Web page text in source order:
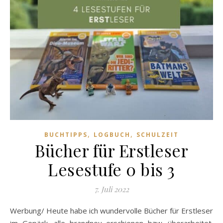
BUCHTIPPS, LOGBUCH , SCHULZEIT
Bücher für Erstleser
Lesestufe 0 bis 3
7. Juli 2022
Werbung/ Heute habe ich wundervolle Bücher für Erstleser